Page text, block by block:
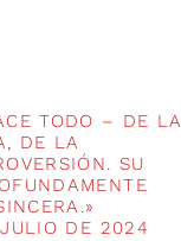
TODO – DE LA
DE LA
SU
DE 2024